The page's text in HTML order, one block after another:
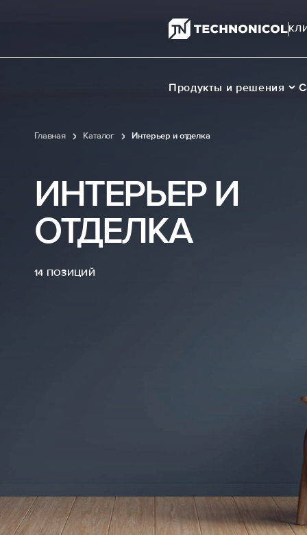
Продукты и решения
Главная Каталог Интерьер и отделка
ИНТЕРЬЕР И
ОТДЕЛКА
14 ПОЗИЦИЙ